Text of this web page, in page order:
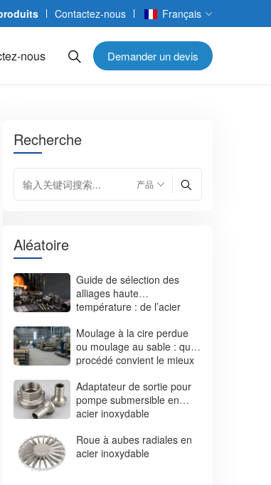
Contactez-nous Français
nous Demander un devis
Recherche
Aléatoire
Guide de sélection des
alliages haute
température : de l’acier
Moulage à la cire perdue
ou moulage au sable : quel
procédé convient le mieux
Adaptateur de sortie pour
pompe submersible en
acier inoxydable
Roue à aubes radiales en
acier inoxydable